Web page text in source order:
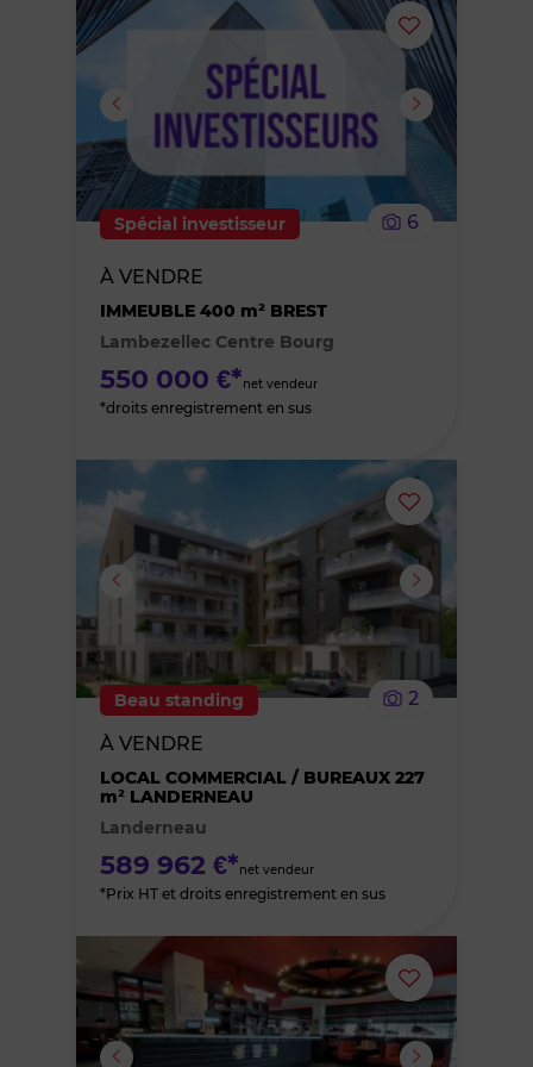
Ajouter
ou
supprimer
Spécial investisseur 6
À VENDRE
IMMEUBLE 400 m² BREST
Lambezellec Centre Bourg
550 000 €*net vendeur
*droits enregistrement en sus
Ajouter
ou
supprimer
des
Beau standing
2
À VENDRE
LOCAL COMMERCIAL / BUREAUX 227
m² LANDERNEAU
Landerneau
589 962 €*net vendeur
*Prix HT et droits enregistrement en sus
Ajouter
ou